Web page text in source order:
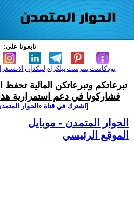
تابعونا على:
لينكدإن تيلكرامبنترست بودكاست
تبرعاتكم وتبرعاتكن المالية تحفظ
فشاركونا في دعم استمرارية
[اشترك في قناة ‫«الحوار
الحوار المتمدن - موبايل
الموقع الرئيسي